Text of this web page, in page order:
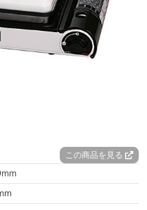
この商品を見る